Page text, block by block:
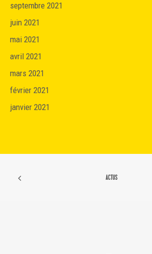
septembre 2021
juin 2021
mai 2021
avril 2021
mars 2021
février 2021
janvier 2021
ACTUS